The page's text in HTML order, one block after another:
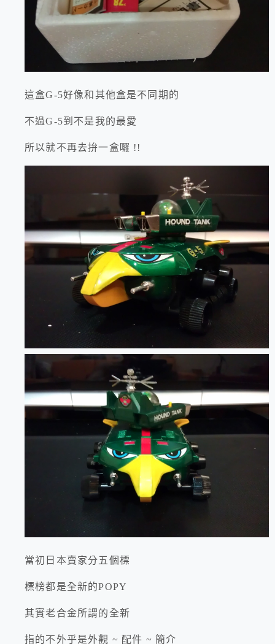
這盒G-5好像和其他盒是不同期的
不過G-5到不是我的最愛
所以就不再去拚一盒囉 !!
當初日本賣家分五個標
標榜都是全新的POPY
其實老合金所謂的全新
指的不外乎是外觀 ~ 配件 ~ 簡介